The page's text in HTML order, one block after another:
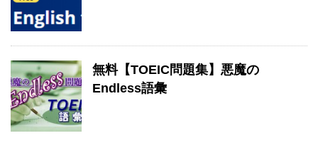
無料【TOEIC問題集】悪魔の
Endless語彙